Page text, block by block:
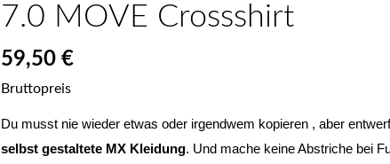
7.0 MOVE Crossshirt
59,50 €
Bruttopreis
selbst gestaltete MX Kleidung. Und mache keine Abstriche bei